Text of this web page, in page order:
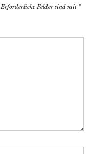
Erforderliche Felder sind mit *